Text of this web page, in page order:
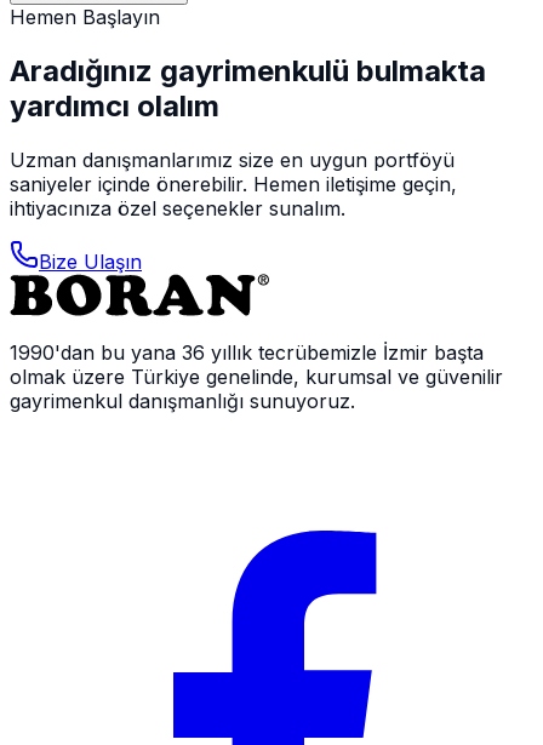
Hemen Başlayın
Aradığınız gayrimenkulü bulmakta
yardımcı olalım
Uzman danışmanlarımız size en uygun portföyü
saniyeler içinde önerebilir. Hemen iletişime geçin,
ihtiyacınıza özel seçenekler sunalım.
Bize Ulaşın
1990'dan bu yana 36 yıllık tecrübemizle İzmir başta
olmak üzere Türkiye genelinde, kurumsal ve güvenilir
gayrimenkul danışmanlığı sunuyoruz.